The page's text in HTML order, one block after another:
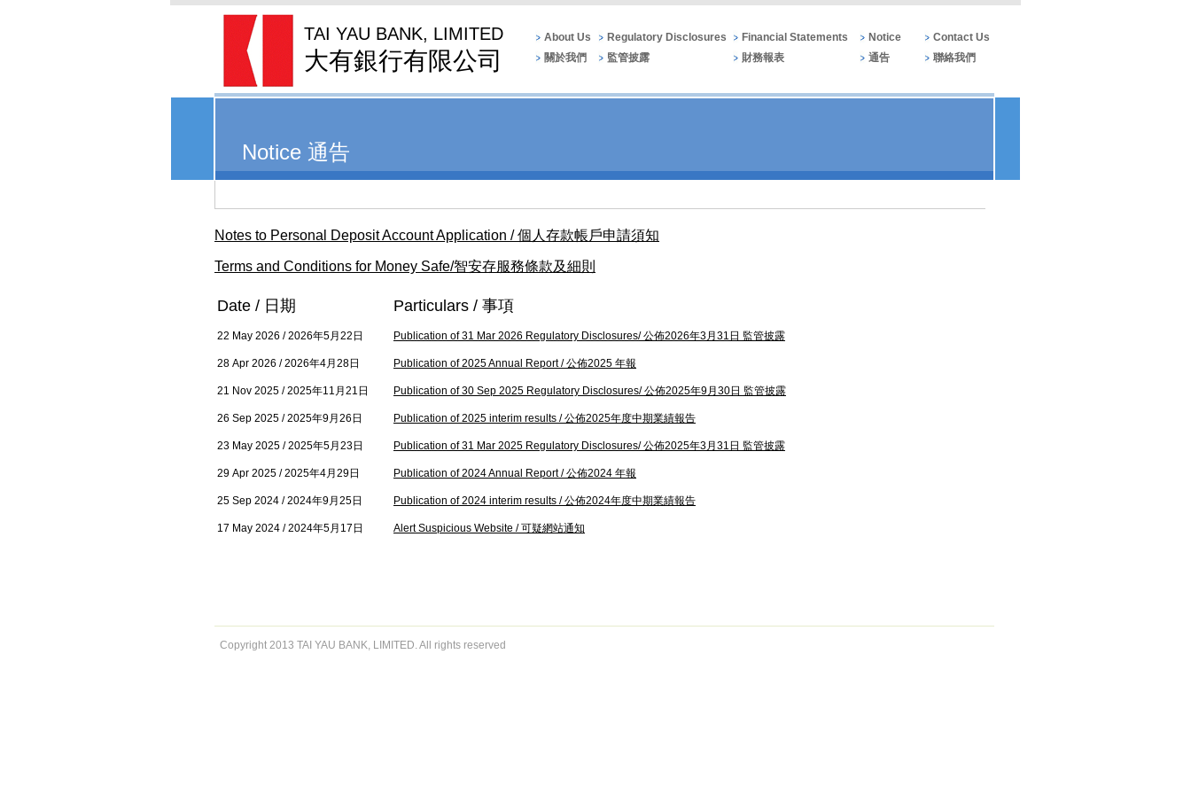
TAI YAU BANK, LIMITED
大有銀行有限公司
About Us Regulatory Disclosures Financial Statements Notice
Contact Us
關於我們
監管披露 財務報表 通告 聯絡我們
Notice 通告
Notes to Personal Deposit Account Application / 個人存款帳戶申請須知
Terms and Conditions for Money Safe/智安存服務條款及細則
Date / 日期
22 May 2026 / 2026年5月22日
28 Apr 2026 / 2026年4月28日
21 Nov 2025 / 2025年11月21日
26 Sep 2025 / 2025年9月26日
23 May 2025 / 2025年5月23日
29 Apr 2025 / 2025年4月29日
25 Sep 2024 / 2024年9月25日
17 May 2024 / 2024年5月17日
Particulars / 事項
Publication of 31 Mar 2026 Regulatory Disclosures/ 公佈2026年3月31日 監管披露
Publication of 2025 Annual Report / 公佈2025 年報
Publication of 30 Sep 2025 Regulatory Disclosures/ 公佈2025年9月30日 監管披露
Publication of 2025 interim results / 公佈2025年度中期業績報告
Publication of 31 Mar 2025 Regulatory Disclosures/ 公佈2025年3月31日 監管披露
Publication of 2024 Annual Report / 公佈2024 年報
Publication of 2024 interim results / 公佈2024年度中期業績報告
Alert Suspicious Website / 可疑網站通知
Copyright 2013 TAI YAU BANK, LIMITED. All rights reserved